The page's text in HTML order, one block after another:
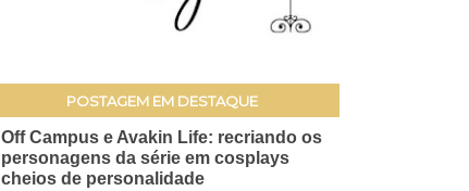
POSTAGEM EM DESTAQUE
Off Campus e Avakin Life: recriando os
personagens da série em cosplays
cheios de personalidade